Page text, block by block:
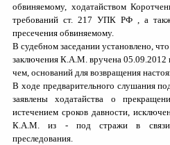
обвиняемому, ходатайством
требований ст. 217 УПК РФ , а
пресечения обвиняемому.
В судебном заседании установлено,
заключения К.A.M. вручена 05.09.2012
чем, оснований для возвращения
В ходе предварительного слушания
заявлены ходатайства о
истечением сроков давности,
К.A.M. из - под стражи в связи
преследования.